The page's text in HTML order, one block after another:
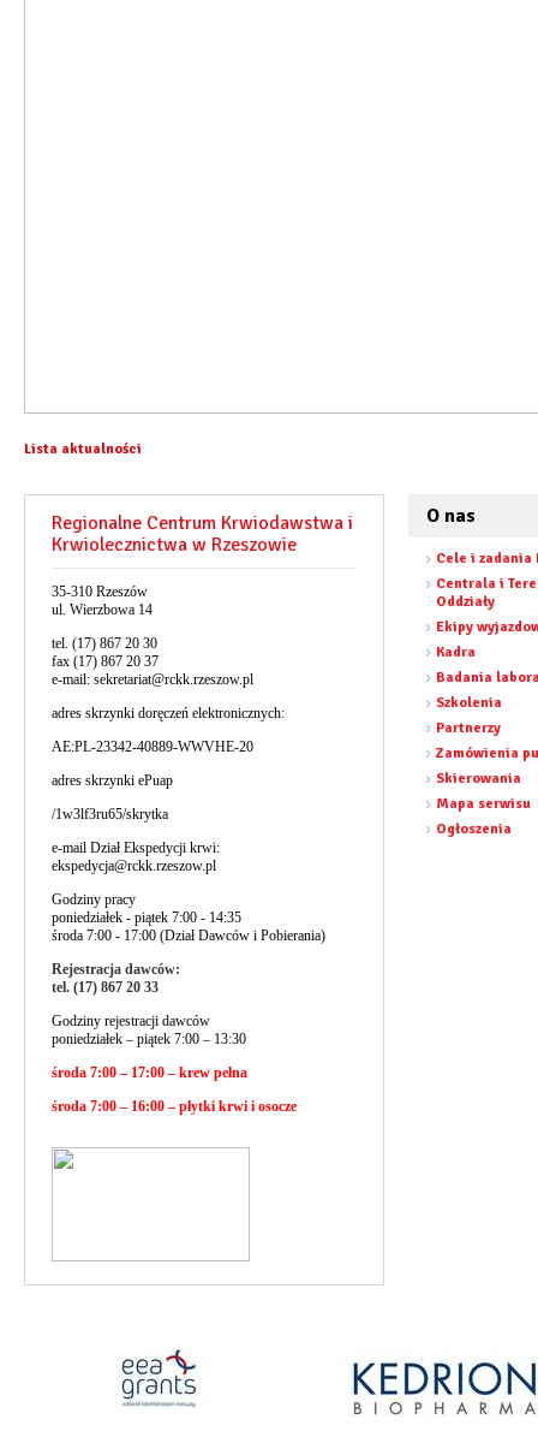
Lista aktualności
Regionalne Centrum Krwiodawstwa i
Krwiolecznictwa w Rzeszowie
35-310 Rzeszów
ul. Wierzbowa 14
tel. (17) 867 20 30
fax (17) 867 20 37
e-mail: sekretariat@rckk.rzeszow.pl
adres skrzynki doręczeń elektronicznych:
AE:PL-23342-40889-WWVHE-20
adres skrzynki ePuap
/1w3lf3ru65/skrytka
e-mail Dział Ekspedycji krwi:
ekspedycja@rckk.rzeszow.pl
Godziny pracy
poniedziałek - piątek 7:00 - 14:35
środa 7:00 - 17:00 (Dział Dawców i Pobierania)
Rejestracja dawców:
tel. (17) 867 20 33
Godziny rejestracji dawców
poniedziałek – piątek 7:00 – 13:30
środa 7:00 – 17:00 – krew pełna
środa 7:00 – 16:00 – płytki krwi i osocze
O nas
Cele i zadania
Centrala i
Oddziały
Ekipy
Kadra
Badania
Szkolenia
Partnerzy
Zamówienia
Skierowania
Mapa serwisu
Ogłoszenia